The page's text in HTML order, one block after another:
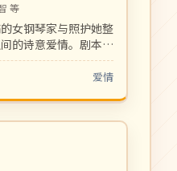
等
女钢琴家与照护她整
的诗意爱情。剧本细
诗一般动人。
爱情
99:40